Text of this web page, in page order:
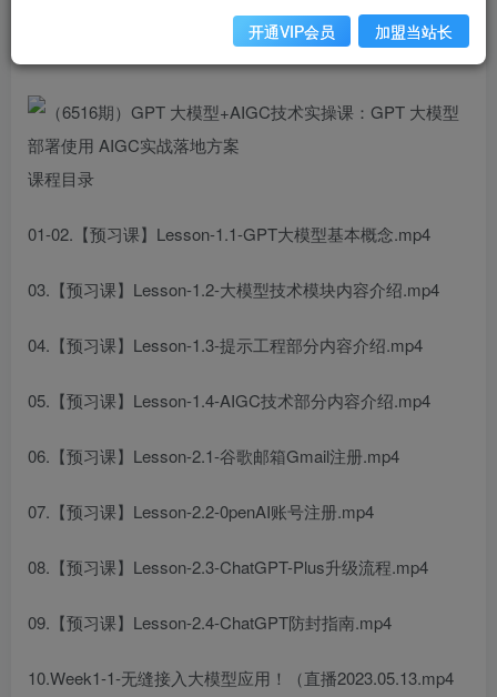
1249 206
课程目录
01-02.【预习课】Lesson-1.1-GPT大模型基本概念.mp4
03.【预习课】Lesson-1.2-大模型技术模块内容介绍.mp4
04.【预习课】Lesson-1.3-提示工程部分内容介绍.mp4
05.【预习课】Lesson-1.4-AIGC技术部分内容介绍.mp4
06.【预习课】Lesson-2.1-谷歌邮箱Gmail注册.mp4
07.【预习课】Lesson-2.2-0penAI账号注册.mp4
08.【预习课】Lesson-2.3-ChatGPT-Plus升级流程.mp4
09.【预习课】Lesson-2.4-ChatGPT防封指南.mp4
10.Week1-1-无缝接入大模型应用！（直播2023.05.13.mp4
开通VIP会员 加盟当站长